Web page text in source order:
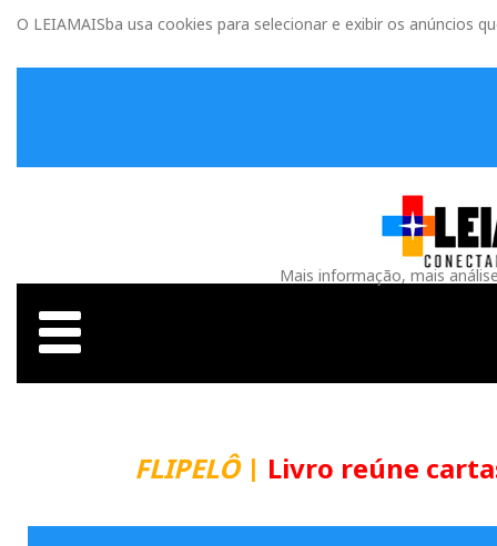
O LEIAMAISba usa cookies para selecionar e exibir os anúncios
Mais informação, mais
FLIPELÔ| Livro reúne